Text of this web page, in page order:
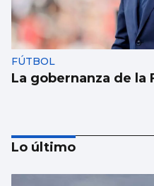
FÚTBOL
La gobernanza de la
Lo último